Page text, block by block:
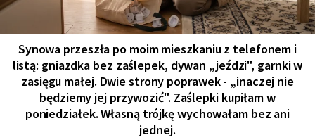
Synowa przeszła po moim mieszkaniu z telefonem i
listą: gniazdka bez zaślepek, dywan „jeździ", garnki w
zasięgu małej. Dwie strony poprawek - „inaczej nie
będziemy jej przywozić". Zaślepki kupiłam w
poniedziałek. Własną trójkę wychowałam bez ani
jednej.